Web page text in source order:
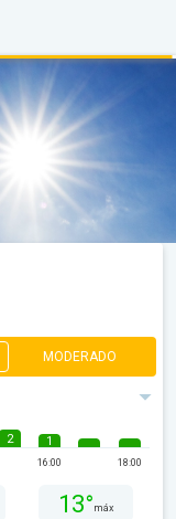
MODERADO
2 1
16:00 18:00
13° máx